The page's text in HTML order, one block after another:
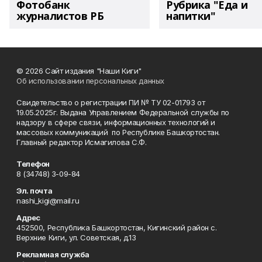
Фотобанк
журналистов РБ
Рубрика "Еда и
напитки"
© 2026 Сайт издания "Наши Киги"
Об использовании персональных данных
Свидетельство о регистрации ПИ № ТУ 02-01793 от
19.05.2025г. Выдана Управлением Федеральной службы по
надзору в сфере связи, информационных технологий и
массовых коммуникаций по Республике Башкортостан.
Главный редактор Исмагилова С.Ф.
Телефон
8 (34748) 3-09-84
Эл. почта
nashi_kigi@mail.ru
Адрес
452500, Республика Башкортостан, Кигинский район с.
Верхние Киги, ул. Советская, д.13
Рекламная служба